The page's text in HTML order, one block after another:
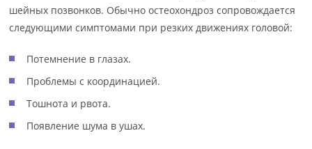
шейных позвонков. Обычно остеохондроз сопровождается
следующими симптомами при резких движениях головой:
Потемнение в глазах.
Проблемы с координацией.
Тошнота и рвота.
Появление шума в ушах.